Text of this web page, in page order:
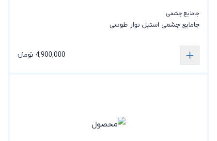
جامایع چشمی
جامایع چشمی استیل نوار طوسی
4,900,000 تومانء